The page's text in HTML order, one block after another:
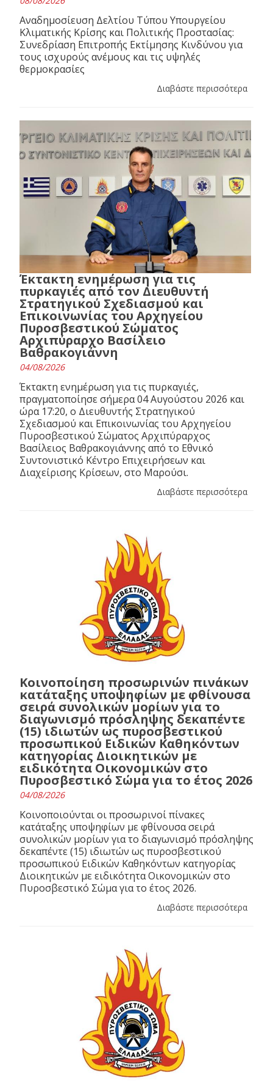
Αναδημοσίευση Δελτίου Τύπου Υπουργείου
Κλιματικής Κρίσης και Πολιτικής Προστασίας:
Συνεδρίαση Επιτροπής Εκτίμησης Κινδύνου για
τους ισχυρούς ανέμους και τις υψηλές
θερμοκρασίες
Διαβάστε περισσότερα
Έκτακτη ενημέρωση για τις
πυρκαγιές από τον Διευθυντή
Στρατηγικού Σχεδιασμού και
Επικοινωνίας του Αρχηγείου
Πυροσβεστικού Σώματος
Αρχιπύραρχο Βασίλειο
Βαθρακογιάννη
04/08/2026
Έκτακτη ενημέρωση για τις πυρκαγιές,
πραγματοποίησε σήμερα 04 Αυγούστου 2026 και
ώρα 17:20, ο Διευθυντής Στρατηγικού
Σχεδιασμού και Επικοινωνίας του Αρχηγείου
Πυροσβεστικού Σώματος Αρχιπύραρχος
Βασίλειος Βαθρακογιάννης από το Εθνικό
Συντονιστικό Κέντρο Επιχειρήσεων και
Διαχείρισης Κρίσεων, στο Μαρούσι.
Διαβάστε περισσότερα
Κοινοποίηση προσωρινών πινάκων
κατάταξης υποψηφίων με φθίνουσα
σειρά συνολικών μορίων για το
διαγωνισμό πρόσληψης δεκαπέντε
(15) ιδιωτών ως πυροσβεστικού
προσωπικού Ειδικών Καθηκόντων
κατηγορίας Διοικητικών με
ειδικότητα Οικονομικών στο
Πυροσβεστικό Σώμα για το έτος 2026
04/08/2026
Κοινοποιούνται οι προσωρινοί πίνακες
κατάταξης υποψηφίων με φθίνουσα σειρά
συνολικών μορίων για το διαγωνισμό πρόσληψης
δεκαπέντε (15) ιδιωτών ως πυροσβεστικού
προσωπικού Ειδικών Καθηκόντων κατηγορίας
Διοικητικών με ειδικότητα Οικονομικών στο
Πυροσβεστικό Σώμα για το έτος 2026.
Διαβάστε περισσότερα